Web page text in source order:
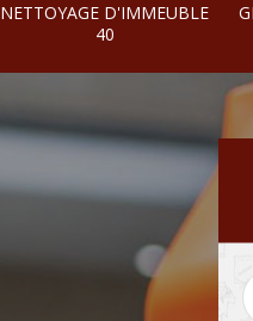
NETTOYAGE D'IMMEUBLE
40